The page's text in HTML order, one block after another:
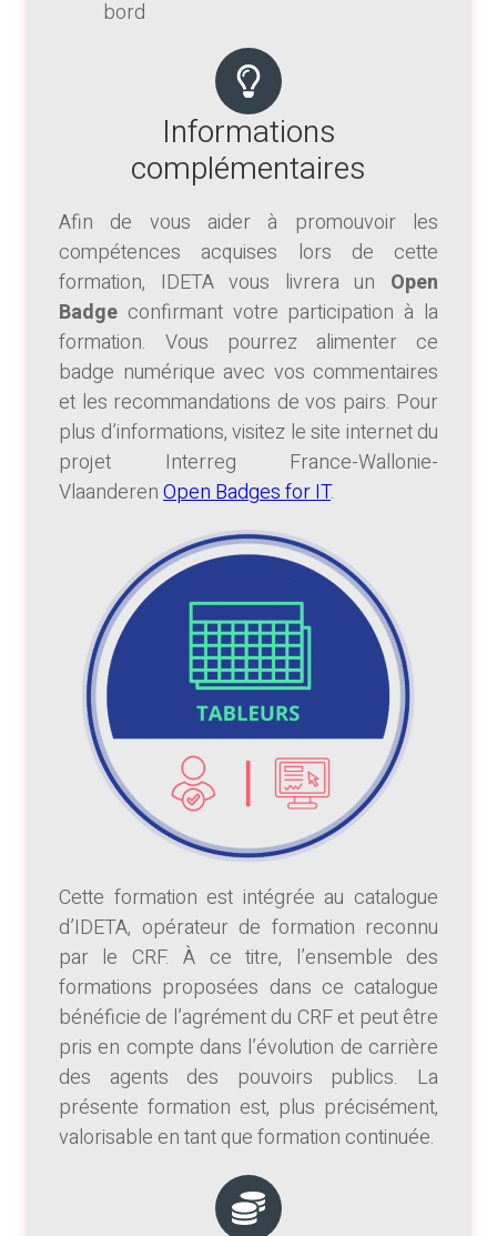
bord
Informations
complémentaires
Afin de vous aider à promouvoir les
compétences acquises lors de cette
formation, IDETA vous livrera un Open
Badge confirmant votre participation à la
formation. Vous pourrez alimenter ce
badge numérique avec vos commentaires
et les recommandations de vos pairs. Pour
plus d’informations, visitez le site internet du
projet Interreg France-Wallonie-
VlaanderenOpen Badges for IT.
Cette formation est intégrée au catalogue
d’IDETA, opérateur de formation reconnu
par le CRF. À ce titre, l’ensemble des
formations proposées dans ce catalogue
bénéficie de l’agrément du CRF et peut être
pris en compte dans l’évolution de carrière
des agents des pouvoirs publics. La
présente formation est, plus précisément,
valorisable en tant que formation continuée.